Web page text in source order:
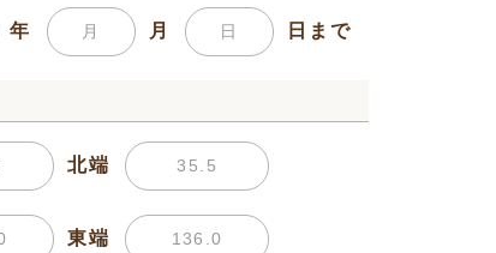
年 月 日まで
北端
東端